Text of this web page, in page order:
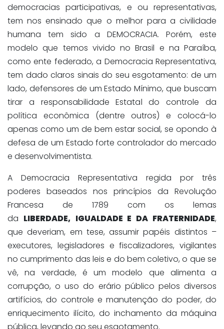
democracias participativas, e ou representativas,
tem nos ensinado que o melhor para a civilidade
humana tem sido a DEMOCRACIA. Porém, este
modelo que temos vivido no Brasil e na Paraíba,
como ente federado, a Democracia Representativa,
tem dado claros sinais do seu esgotamento: de um
lado, defensores de um Estado Mínimo, que buscam
tirar a responsabilidade Estatal do controle da
política econômica (dentre outros) e colocá-lo
apenas como um de bem estar social, se opondo à
defesa de um Estado forte controlador do mercado
e desenvolvimentista.
A Democracia Representativa regida por três
poderes baseados nos princípios da Revolução
Francesa de 1789 com os lemas
da LIBERDADE, IGUALDADE E DA FRATERNIDADE,
que deveriam, em tese, assumir papéis distintos –
executores, legisladores e fiscalizadores, vigilantes
no cumprimento das leis e do bem coletivo, o que se
vê, na verdade, é um modelo que alimenta a
corrupção, o uso do erário público pelos diversos
artifícios, do controle e manutenção do poder, do
enriquecimento ilícito, do inchamento da máquina